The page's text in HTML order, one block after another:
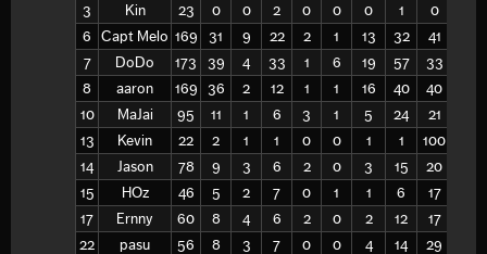
3
Kin 23 0 0 2 0 0 0 1 0
6
Capt Melo 169 31 9 22 2 1 13 32 41
7
DoDo 173 39 4 33 1 6 19 57 33
8
aaron 169 36 2 12 1 1 16 40 40
10
MaJai 95 11 1 6 3 1 5 24 21
13
Kevin 22 2 1 1 0 0 1 1 100
14
Jason 78 9 3 6 2 0 3 15 20
15
HOz 46 5 2 7 0 1 1 6 17
17
Ernny 60 8 4 6 2 0 2 12 17
22
pasu 56 8 3 7 0 0 4 14 29